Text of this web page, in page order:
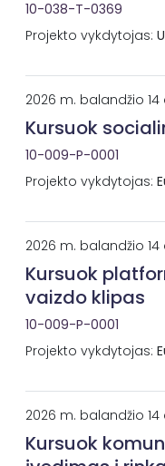
10-038-T-0369
Projekto vykdytojas:
2026 m. balandžio 14
Kursuok
10-009-P-0001
Projekto vykdytojas:
2026 m. balandžio 14
Kursuok
vaizdo klipas
10-009-P-0001
Projekto vykdytojas:
2026 m. balandžio 14
Kursuok